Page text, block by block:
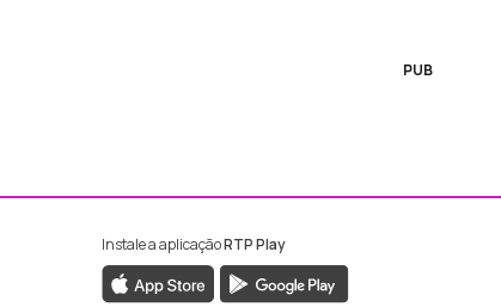
PUB
da RTP Madeira
da RTP Madeira
Instale a aplicaçãoRTP Play